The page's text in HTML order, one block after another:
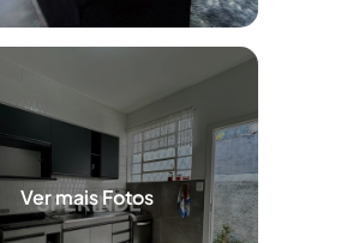
Ver mais Fotos